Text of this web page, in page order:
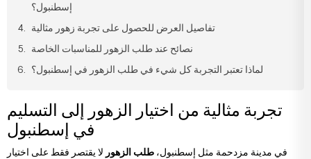
زهور صدر العريس والعروس
زهور للأب
زهور التهنئة والترقية
باقات فاخرة
باقات إرينغول
باقات الأقحوان والزهور البرية
إسطنبول؟
تفاصيل العرض للحصول على تجربة زهور مثالية
نصائح عند طلب الزهور للمناسبات الخاصة
لماذا تعتبر التجربة كل شيء في طلب الزهور في إسطنبول؟
تجربة مثالية من اختيار الزهور إلى التسليم
في إسطنبول
في مدينة مزدحمة مثل إسطنبول، طلب الزهور لا يقتصر فقط على اختيار